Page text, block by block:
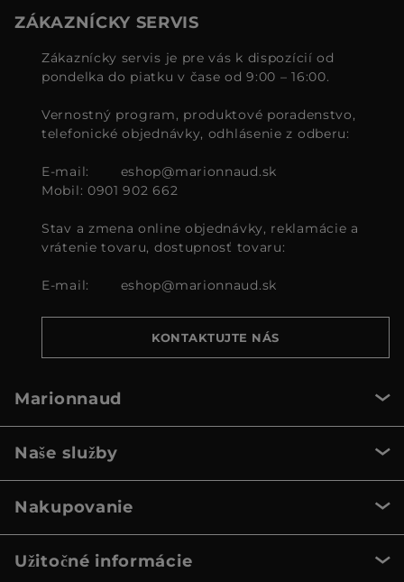
ZÁKAZNÍCKY SERVIS
Zákaznícky servis je pre vás k dispozícií od
pondelka do piatku v čase od 9:00 – 16:00.
Vernostný program, produktové poradenstvo,
telefonické objednávky, odhlásenie z odberu:
E-mail:
eshop@marionnaud.sk
Mobil: 0901 902 662
Stav a zmena online objednávky, reklamácie a
vrátenie tovaru, dostupnosť tovaru:
E-mail: eshop@marionnaud.sk
KONTAKTUJTE NÁS
Marionnaud
Naše služby
Nakupovanie
Užitočné informácie